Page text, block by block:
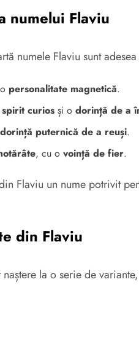
numelui Flaviu
numele Flaviu sunt
personalitate magnetică.
spirit curios și o dorință de a
dorință puternică de a reuși.
, cu o voință de fier.
Flaviu un nume potrivit
din Flaviu
la o serie de